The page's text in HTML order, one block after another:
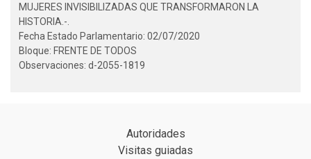
MUJERES INVISIBILIZADAS QUE TRANSFORMARON LA
HISTORIA.-.
Fecha Estado Parlamentario: 02/07/2020
Bloque: FRENTE DE TODOS
Observaciones: d-2055-1819
Autoridades
Visitas guiadas